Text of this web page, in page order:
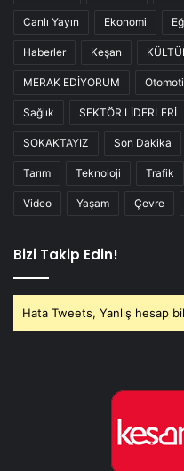
Canlı Yayın Ekonomi
Haberler Keşan
MERAK EDİYORUM
Sağlık SEKTÖR LİDERLERİ
SOKAKTAYIZ Son Dakika
Tarım Teknoloji Trafik
Video Yaşam Çevre
Bizi Takip Edin!
Hata Tweets, Yanlış hesap